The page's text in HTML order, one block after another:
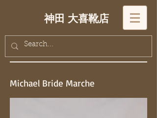
神田 大喜靴店
Michael Bride Marche